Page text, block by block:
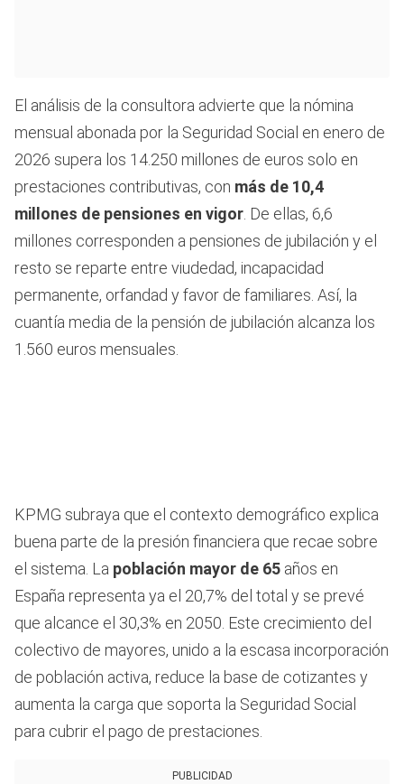
El análisis de la consultora advierte que la nómina
mensual abonada por la Seguridad Social en enero de
2026 supera los 14.250 millones de euros solo en
prestaciones contributivas, con más de 10,4
millones de pensiones en vigor . De ellas, 6,6
millones corresponden a pensiones de jubilación y el
resto se reparte entre viudedad, incapacidad
permanente, orfandad y favor de familiares. Así, la
cuantía media de la pensión de jubilación alcanza los
1.560 euros mensuales.
KPMG subraya que el contexto demográfico explica
buena parte de la presión financiera que recae sobre
el sistema. La población mayor de 65 años en
España representa ya el 20,7% del total y se prevé
que alcance el 30,3% en 2050. Este crecimiento del
colectivo de mayores, unido a la escasa incorporación
de población activa, reduce la base de cotizantes y
aumenta la carga que soporta la Seguridad Social
para cubrir el pago de prestaciones.
PUBLICIDAD